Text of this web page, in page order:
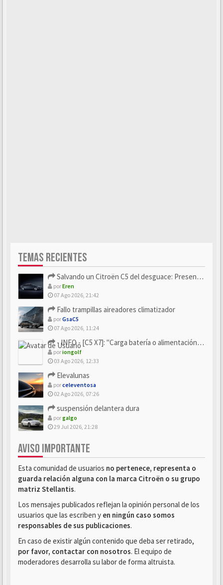
TEMAS RECIENTES
Salvando un Citroën C5 del desguace: Presentación y seguimiento
porEren
07 Ago 2026, 21:42
Fallo trampillas aireadores climatizador
porGsaC5
07 Ago 2026, 11:24
- INFO - [C5 X7]: "Carga batería o alimentación eléctri...
poriongolf
03 Ago 2026, 12:33
Elevalunas
porceleventosa
02 Ago 2026, 07:26
suspensión delantera dura
porgalgo
29 Jul 2026, 21:28
AVISO IMPORTANTE
Esta comunidad de usuarios no pertenece, representa o
guarda relación alguna con la marca Citroën o su grupo
matriz Stellantis.
Los mensajes publicados reflejan la opinión personal de los
usuarios que las escriben y en ningún caso somos
responsables de sus publicaciones.
En caso de existir algún contenido que deba ser retirado,
por favor, contactar con nosotros. El equipo de
moderadores desarrolla su labor de forma altruista.